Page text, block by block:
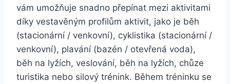
vám umožňuje snadno přepínat mezi aktivitami
díky vestavěným profilům aktivit, jako je běh
(stacionární / venkovní), cyklistika (stacionární /
venkovní), plavání (bazén / otevřená voda),
běh na lyžích, veslování, běh na lyžích, chůze
turistika nebo silový trénink. Během tréninku se